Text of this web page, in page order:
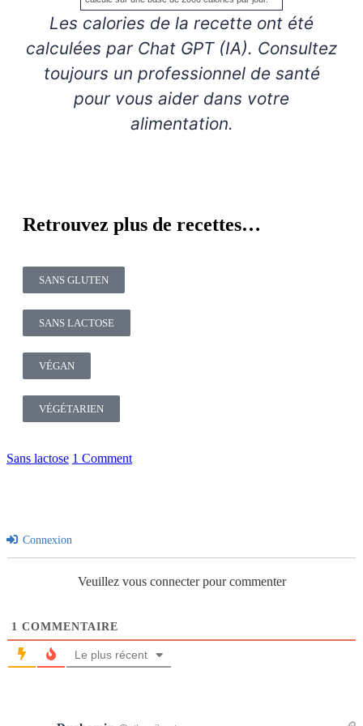
Les calories de la recette ont été
calculées par Chat GPT (IA). Consultez
toujours un professionnel de santé
pour vous aider dans votre
alimentation.
Retrouvez plus de recettes…
SANS GLUTEN
SANS LACTOSE
VÉGAN
VÉGÉTARIEN
Sans lactose 1 Comment
Connexion
Veuillez vous connecter pour commenter
1 COMMENTAIRE
Le plus récent